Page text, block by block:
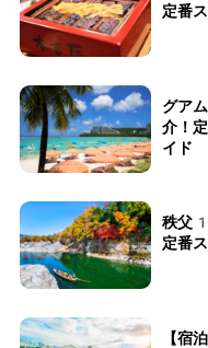
定番
グア
介！
イド
秩父1
定番
【宿